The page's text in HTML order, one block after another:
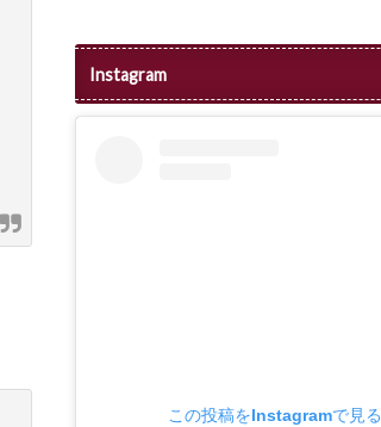
Instagram
この投稿をInstagramで見る